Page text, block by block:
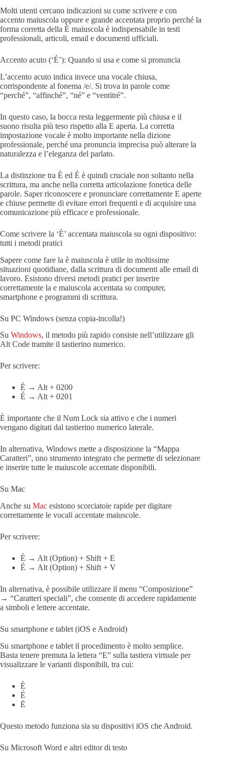
Molti utenti cercano indicazioni su come scrivere e con
accento maiuscola oppure e grande accentata proprio perché la
forma corretta della È maiuscola è indispensabile in testi
professionali, articoli, email e documenti ufficiali.
Accento acuto (‘É’): Quando si usa e come si pronuncia
L’accento acuto indica invece una vocale chiusa,
corrispondente al fonema /e/. Si trova in parole come
“perché”, “affinché”, “né” e “ventitré”.
In questo caso, la bocca resta leggermente più chiusa e il
suono risulta più teso rispetto alla E aperta. La corretta
impostazione vocale è molto importante nella dizione
professionale, perché una pronuncia imprecisa può alterare la
naturalezza e l’eleganza del parlato.
La distinzione tra È ed É è quindi cruciale non soltanto nella
scrittura, ma anche nella corretta articolazione fonetica delle
parole. Saper riconoscere e pronunciare correttamente E aperte
e chiuse permette di evitare errori frequenti e di acquisire una
comunicazione più efficace e professionale.
Come scrivere la ‘È’ accentata maiuscola su ogni dispositivo:
tutti i metodi pratici
Sapere come fare la è maiuscola è utile in moltissime
situazioni quotidiane, dalla scrittura di documenti alle email di
lavoro. Esistono diversi metodi pratici per inserire
correttamente la e maiuscola accentata su computer,
smartphone e programmi di scrittura.
Su PC Windows (senza copia-incolla!)
Su Windows, il metodo più rapido consiste nell’utilizzare gli
Alt Code tramite il tastierino numerico.
Per scrivere:
È → Alt + 0200
É → Alt + 0201
È importante che il Num Lock sia attivo e che i numeri
vengano digitati dal tastierino numerico laterale.
In alternativa, Windows mette a disposizione la “Mappa
Caratteri”, uno strumento integrato che permette di selezionare
e inserire tutte le maiuscole accentate disponibili.
Su Mac
Anche su Mac esistono scorciatoie rapide per digitare
correttamente le vocali accentate maiuscole.
Per scrivere:
È → Alt (Option) + Shift + E
É → Alt (Option) + Shift + V
In alternativa, è possibile utilizzare il menu “Composizione”
→ “Caratteri speciali”, che consente di accedere rapidamente
a simboli e lettere accentate.
Su smartphone e tablet (iOS e Android)
Su smartphone e tablet il procedimento è molto semplice.
Basta tenere premuta la lettera “E” sulla tastiera virtuale per
visualizzare le varianti disponibili, tra cui:
È
É
Ë
Questo metodo funziona sia su dispositivi iOS che Android.
Su Microsoft Word e altri editor di testo